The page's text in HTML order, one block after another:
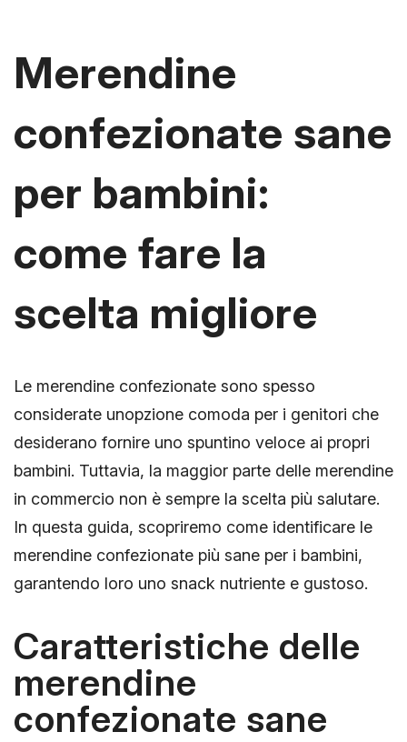
Merendine
confezionate sane
per bambini:
come fare la
scelta migliore
Le merendine confezionate sono spesso
considerate unopzione comoda per i genitori che
desiderano fornire uno spuntino veloce ai propri
bambini. Tuttavia, la maggior parte delle merendine
in commercio non è sempre la scelta più salutare.
In questa guida, scopriremo come identificare le
merendine confezionate più sane per i bambini,
garantendo loro uno snack nutriente e gustoso.
Caratteristiche delle
merendine
confezionate sane